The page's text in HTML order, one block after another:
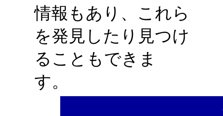
情報もあり、これら
を発見したり見つけ
ることもできま
す。